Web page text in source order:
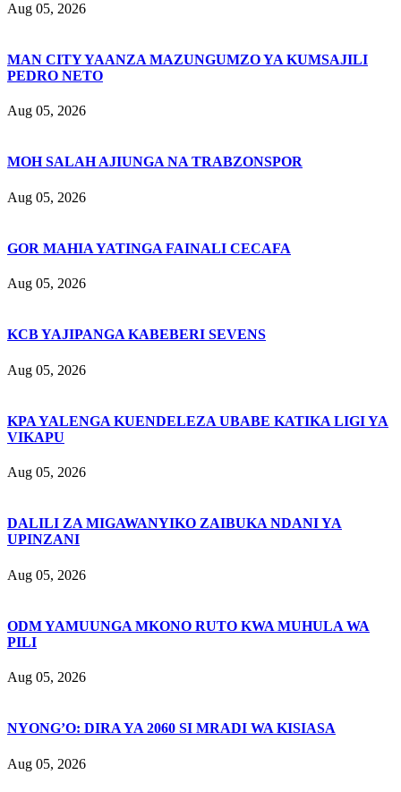
Aug 05, 2026
MAN CITY YAANZA MAZUNGUMZO YA KUMSAJILI
PEDRO NETO
Aug 05, 2026
MOH SALAH AJIUNGA NA TRABZONSPOR
Aug 05, 2026
GOR MAHIA YATINGA FAINALI CECAFA
Aug 05, 2026
KCB YAJIPANGA KABEBERI SEVENS
Aug 05, 2026
KPA YALENGA KUENDELEZA UBABE KATIKA LIGI YA
VIKAPU
Aug 05, 2026
DALILI ZA MIGAWANYIKO ZAIBUKA NDANI YA
UPINZANI
Aug 05, 2026
ODM YAMUUNGA MKONO RUTO KWA MUHULA WA
PILI
Aug 05, 2026
NYONG’O: DIRA YA 2060 SI MRADI WA KISIASA
Aug 05, 2026